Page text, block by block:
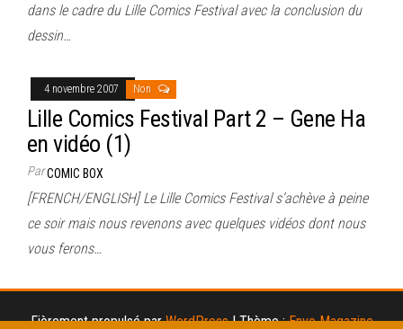
dans le cadre du Lille Comics Festival avec la conclusion du
dessin…
4 novembre 2007 Non
Lille Comics Festival Part 2 – Gene Ha
en vidéo (1)
ParCOMIC BOX
[FRENCH/ENGLISH] Le Lille Comics Festival s’achève à peine
ce soir mais nous revenons avec quelques vidéos dont nous
vous ferons…
Fièrement propulsé parWordPress |Thème :Envo Magazine